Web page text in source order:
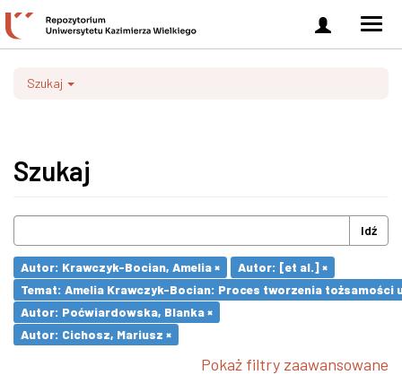
Zaloguj
się
Szukaj
Szukaj
Idź
Autor: Krawczyk-Bocian, Amelia ×
Autor: [et al.] ×
Temat: Amelia Krawczyk-Bocian: Proces tworzenia tożsamości
Autor: Poćwiardowska, Blanka ×
Autor: Cichosz, Mariusz ×
Pokaż filtry zaawansowane